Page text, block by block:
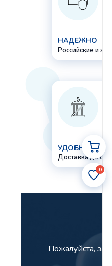
0
НАДЕЖНО
Российские и
УДОБНО
Доставка до
Пожалуйста,